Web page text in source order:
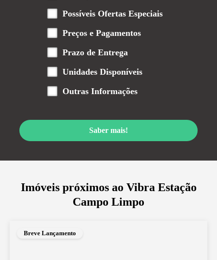
Possíveis Ofertas Especiais
Preços e Pagamentos
Prazo de Entrega
Unidades Disponíveis
Outras Informações
Saber mais!
Imóveis próximos ao Vibra Estação
Campo Limpo
Breve Lançamento